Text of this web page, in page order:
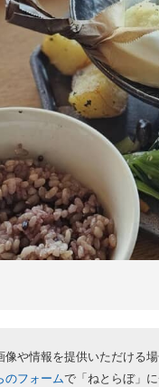
像や情報を提供いただける
のフォームで「ねとらぼ」